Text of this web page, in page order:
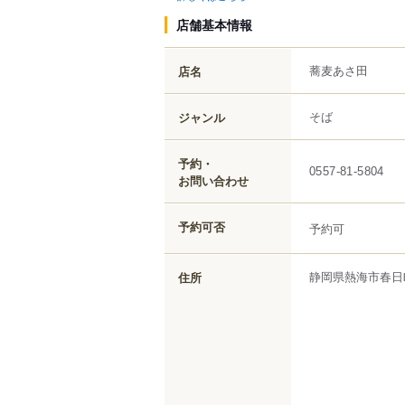
店舗基本情報
店名 蕎麦あさ田
ジャンル そば
予約・
お問い合わせ
0557-81-5804
予約可否 予約可
住所 静岡県熱海市春